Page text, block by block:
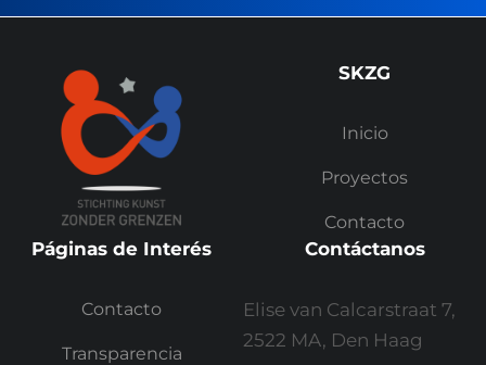
SKZG
Inicio
Proyectos
Contacto
Páginas de Interés
Contacto
Transparencia
Contáctanos
Elise van Calcarstraat 7,
2522 MA, Den Haag